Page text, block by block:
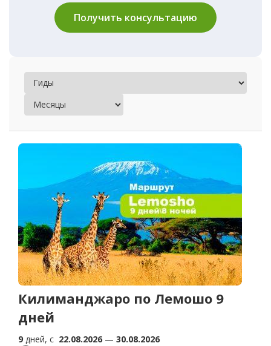
Получить консультацию
Килиманджаро по Лемошо 9
дней
9 дней, c 22.08.2026 — 30.08.2026